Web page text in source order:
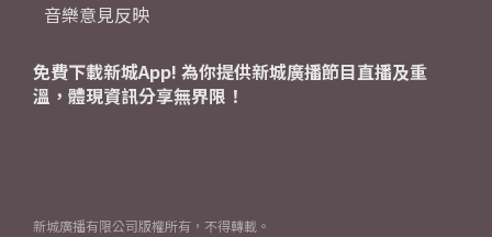
音樂意見反映
免費下載新城App! 為你提供新城廣播節目直播及重
溫，體現資訊分享無界限！
新城廣播有限公司版權所有，不得轉載。